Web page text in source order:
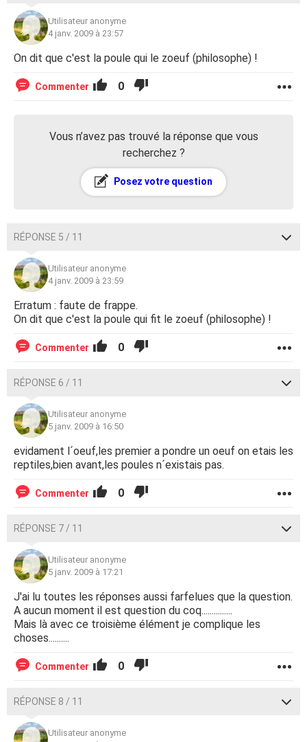
Utilisateur anonyme
4 janv. 2009 à 23:57
On dit que c'est la poule qui le zoeuf (philosophe) !
Commenter 0
Vous n’avez pas trouvé la réponse que vous
recherchez ?
Posez votre question
RÉPONSE 5 / 11
Utilisateur anonyme
4 janv. 2009 à 23:59
Erratum : faute de frappe.
On dit que c'est la poule qui fit le zoeuf (philosophe) !
Commenter 0
RÉPONSE 6 / 11
Utilisateur anonyme
5 janv. 2009 à 16:50
evidament l´oeuf,les premier a pondre un oeuf on etais les
reptiles,bien avant,les poules n´existais pas.
Commenter 0
RÉPONSE 7 / 11
Utilisateur anonyme
5 janv. 2009 à 17:21
J'ai lu toutes les réponses aussi farfelues que la question.
A aucun moment il est question du coq...............
Mais là avec ce troisième élément je complique les
choses..........
Commenter 0
RÉPONSE 8 / 11
Utilisateur anonyme